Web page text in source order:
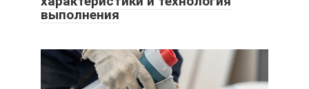
выполнения